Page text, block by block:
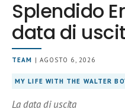
Splendido
data di
TEAM | AGOSTO 6, 2026
MY LIFE WITH THE WALTER
La data di uscita